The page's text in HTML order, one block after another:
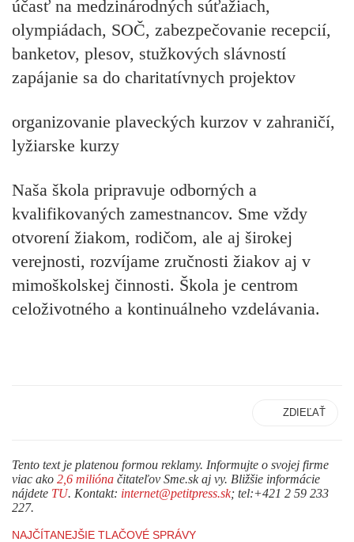
účasť na medzinárodných súťažiach,
olympiádach, SOČ, zabezpečovanie recepcií,
banketov, plesov, stužkových slávností
zapájanie sa do charitatívnych projektov
organizovanie plaveckých kurzov v zahraničí,
lyžiarske kurzy
Naša škola pripravuje odborných a
kvalifikovaných zamestnancov. Sme vždy
otvorení žiakom, rodičom, ale aj širokej
verejnosti, rozvíjame zručnosti žiakov aj v
mimoškolskej činnosti. Škola je centrom
celoživotného a kontinuálneho vzdelávania.
ZDIEĽAŤ
Tento text je platenou formou reklamy. Informujte o svojej firme
viac ako 2,6 milióna čitateľov Sme.sk aj vy. Bližšie informácie
nájdete TU. Kontakt: internet@petitpress.sk; tel:+421 2 59 233
227.
NAJČÍTANEJŠIE TLAČOVÉ SPRÁVY